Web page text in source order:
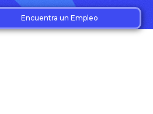
Encuentra un Empleo